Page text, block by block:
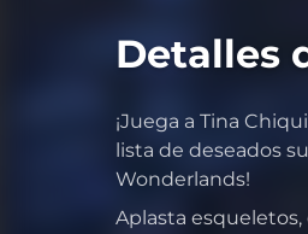
Detalles
¡Juega a Tina
lista de deseados
Wonderlands!
Aplasta